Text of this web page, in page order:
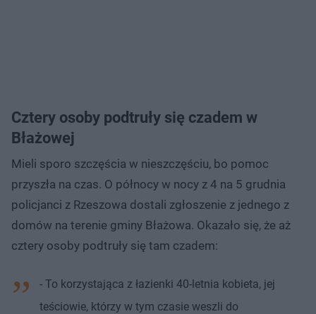
Cztery osoby podtruły się czadem w
Błażowej
Mieli sporo szczęścia w nieszczęściu, bo pomoc
przyszła na czas. O północy w nocy z 4 na 5 grudnia
policjanci z Rzeszowa dostali zgłoszenie z jednego z
domów na terenie gminy Błażowa. Okazało się, że aż
cztery osoby podtruły się tam czadem:
- To korzystająca z łazienki 40-letnia kobieta, jej
teściowie, którzy w tym czasie weszli do